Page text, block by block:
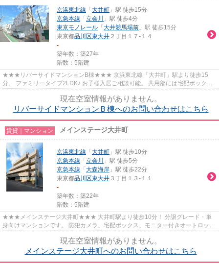
京浜東北線 「 大井町 」駅 徒歩15分
京急本線 「 立会川
」駅 徒歩4分
東京モノレール 「 大井競馬場前 」駅 徒歩15分
東京都品川区東大井 ２丁目１７-１４
-
築年数：築27年
階数：5階建
★★★リバーサイドマンションB棟★★★ 京浜東北線「大井町」駅より徒歩15
分。 ファミリータイプ2LDK♪ お子様入居ご相談可能。 共用部には宅配ボックス
現在空室情報がありません。
リバーサイドマンションＢ棟へのお問い合わせはこちら
賃貸｜マンション メインステージ大井町
京浜東北線 「 大井町 」駅 徒歩10分
京急本線 「 立会川
」駅 徒歩5分
京急本線 「 大森海岸 」駅 徒歩22分
東京都品川区東大井 ３丁目１３-１１
-
築年数：築22年
階数：5階建
★★★メインステージ大井町★★★ 大井町駅より徒歩10分！ 分譲グレード・単
身向けマンションです。 防犯カメラ、宅配ボックス、モニター付きオートロック
現在空室情報がありません。
メインステージ大井町へのお問い合わせはこちら